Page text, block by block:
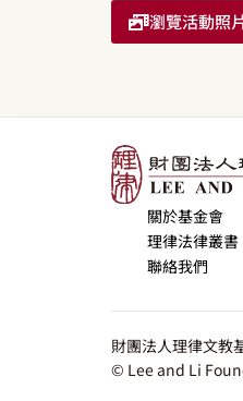
瀏覽活動照片
關於基金會
理律法律叢書
聯絡我們
財團法人理律文教
© Lee and Li